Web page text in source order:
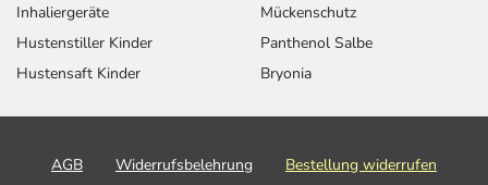
Inhaliergeräte
Hustenstiller Kinder
Hustensaft Kinder
Mückenschutz
Panthenol Salbe
Bryonia
AGB Widerrufsbelehrung
Bestellung widerrufen